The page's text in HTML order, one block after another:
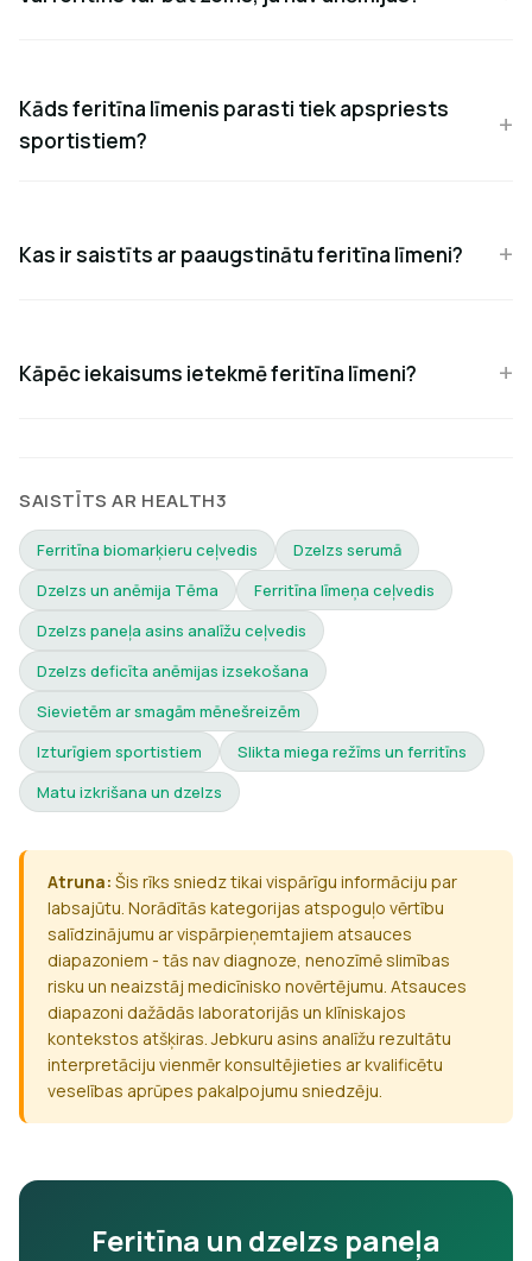
Kāds feritīna līmenis parasti tiek apspriests
sportistiem?
Kas ir saistīts ar paaugstinātu feritīna līmeni?
Kāpēc iekaisums ietekmē feritīna līmeni?
SAISTĪTS AR HEALTH3
Ferritīna biomarķieru ceļvedis
Dzelzs serumā
Dzelzs un anēmija Tēma
Ferritīna līmeņa ceļvedis
Dzelzs paneļa asins analīžu ceļvedis
Dzelzs deficīta anēmijas izsekošana
Sievietēm ar smagām mēnešreizēm
Izturīgiem sportistiem
Slikta miega režīms un ferritīns
Matu izkrišana un dzelzs
Atruna: Šis rīks sniedz tikai vispārīgu informāciju par
labsajūtu. Norādītās kategorijas atspoguļo vērtību
salīdzinājumu ar vispārpieņemtajiem atsauces
diapazoniem - tās nav diagnoze, nenozīmē slimības
risku un neaizstāj medicīnisko novērtējumu. Atsauces
diapazoni dažādās laboratorijās un klīniskajos
kontekstos atšķiras. Jebkuru asins analīžu rezultātu
interpretāciju vienmēr konsultējieties ar kvalificētu
veselības aprūpes pakalpojumu sniedzēju.
Feritīna un dzelzs paneļa